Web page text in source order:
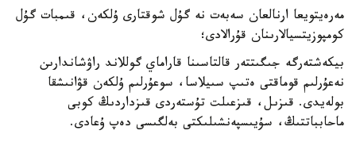
مەرەيتويعا ارنالعان سەبەت نە گۇل شوقتارى ۇلكەن، قىمبات گۇل
كومپوزيتسيالارىنان قۇرالادى؛
بيكەشتەرگە جىگىتتەر قالتاسىنا قاراماي گوللاند راۋشاندارىن
نەعۇرلىم قوماقتى ەتىپ سىيلاسا، سوعۇرلىم ۇلكەن قۋانىشقا
بولەيدى. قىزىل، قىزعىلت تۇستەردى قىزداردىڭ كوبى
ماحابباتتىڭ، سۇيىسپەنشىلىكتى بەلگىسى دەپ ۇعادى.